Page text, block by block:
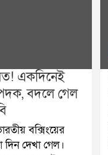
একদিনেই
বদলে গেল
বক্সিংয়ের
দেখা গেল।